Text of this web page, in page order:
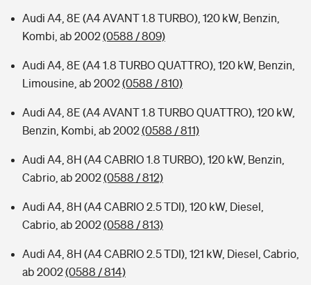
Audi A4, 8E (A4 AVANT 1.8 TURBO), 120 kW, Benzin,
Kombi, ab 2002(0588 / 809)
Audi A4, 8E (A4 1.8 TURBO QUATTRO), 120 kW, Benzin,
Limousine, ab 2002(0588 / 810)
Audi A4, 8E (A4 AVANT 1.8 TURBO QUATTRO), 120 kW,
Benzin, Kombi, ab 2002(0588 / 811)
Audi A4, 8H (A4 CABRIO 1.8 TURBO), 120 kW, Benzin,
Cabrio, ab 2002(0588 / 812)
Audi A4, 8H (A4 CABRIO 2.5 TDI), 120 kW, Diesel,
Cabrio, ab 2002(0588 / 813)
Audi A4, 8H (A4 CABRIO 2.5 TDI), 121 kW, Diesel, Cabrio,
ab 2002(0588 / 814)